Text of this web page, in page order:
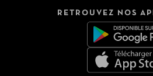
RETROUVEZ NOS